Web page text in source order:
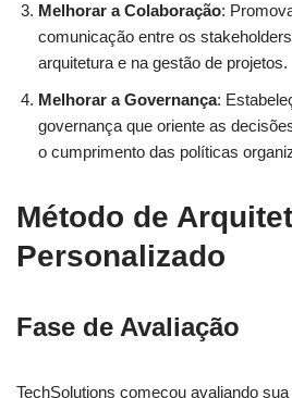
Melhorar a Colaboração:
comunicação entre os
arquitetura e na gestão de projetos.
Melhorar a Governança:
governança que oriente as
o cumprimento das políticas
Método de
Personalizado
Fase de Avaliação
TechSolutions começou avaliando